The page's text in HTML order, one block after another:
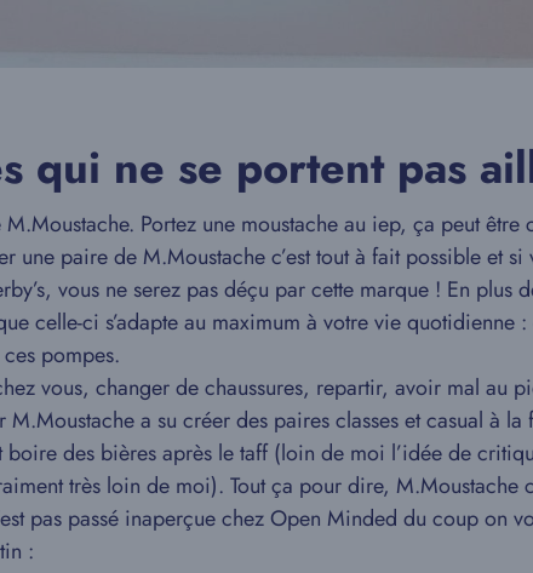
qui ne se portent pas
Portez une moustache au iep, ça peut
paire de M.Moustache c’est tout à fait possible et si
vous ne serez pas déçu par cette marque ! En plus
celle-ci s’adapte au maximum à votre vie quotidienne
pompes.
vous, changer de chaussures, repartir, avoir mal au
a su créer des paires classes et casual à
des bières après le taff (loin de moi l’idée de
très loin de moi). Tout ça pour dire, M.Moustache
pas passé inaperçue chez Open Minded du coup on
: